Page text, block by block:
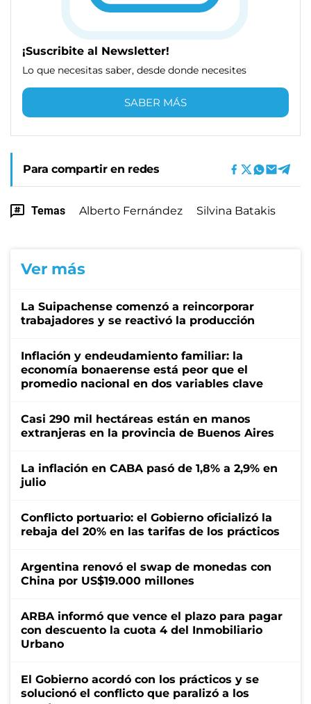
¡Suscribite al Newsletter!
Lo que necesitas saber, desde donde necesites
SABER MÁS
Para compartir en redes
Temas Alberto Fernández Silvina Batakis
Ver más
La Suipachense comenzó a reincorporar
trabajadores y se reactivó la producción
Inflación y endeudamiento familiar: la
economía bonaerense está peor que el
promedio nacional en dos variables clave
Casi 290 mil hectáreas están en manos
extranjeras en la provincia de Buenos Aires
La inflación en CABA pasó de 1,8% a 2,9% en
julio
Conflicto portuario: el Gobierno oficializó la
rebaja del 20% en las tarifas de los prácticos
Argentina renovó el swap de monedas con
China por US$19.000 millones
ARBA informó que vence el plazo para pagar
con descuento la cuota 4 del Inmobiliario
Urbano
El Gobierno acordó con los prácticos y se
solucionó el conflicto que paralizó a los